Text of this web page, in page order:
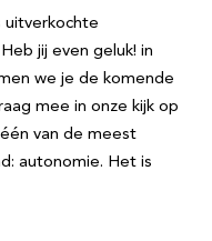
uitverkochte
jij even geluk! in
we je de komende
mee in onze kijk op
van de meest
autonomie. Het is